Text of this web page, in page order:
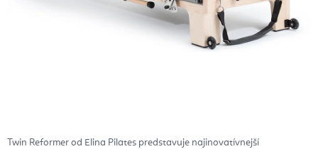
Twin Reformer od Elina Pilates predstavuje najinovatívnejší